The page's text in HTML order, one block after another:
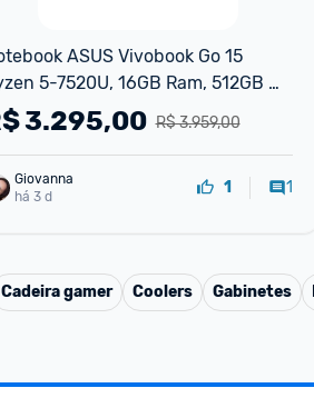
ASUS Vivobook Go 15
5-7520U, 16GB Ram, 512GB
Tela 15,6" FHD, Linux
R$ 3.959,00
3.295,00
Giovanna
há 3 d
1 1
Cadeira gamer Coolers Gabinetes